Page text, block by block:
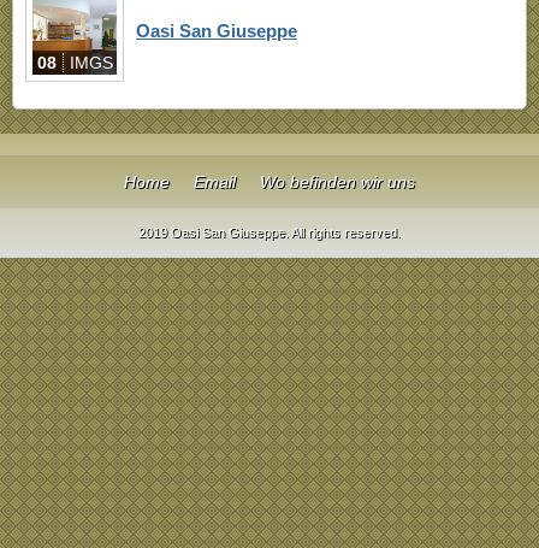
08 IMGS
Oasi San Giuseppe
Home Email Wo befinden wir uns
2019 Oasi San Giuseppe. All rights reserved.